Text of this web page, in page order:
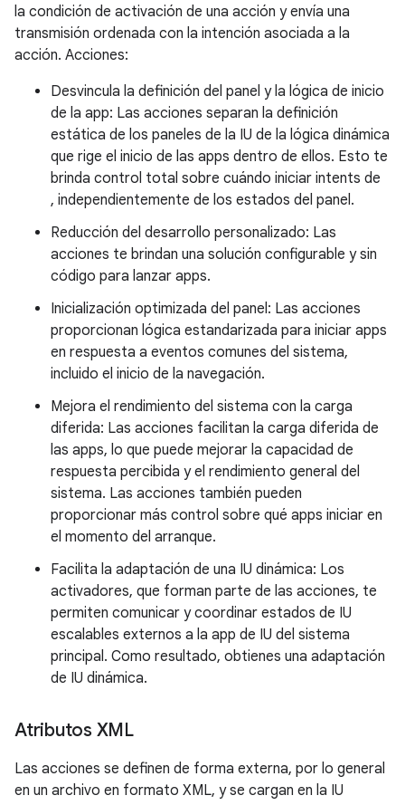
la condición de activación de una acción y envía una
transmisión ordenada con la intención asociada a la
acción. Acciones:
Desvincula la definición del panel y la lógica de inicio
de la app: Las acciones separan la definición
estática de los paneles de la IU de la lógica dinámica
que rige el inicio de las apps dentro de ellos. Esto te
brinda control total sobre cuándo iniciar intents de
, independientemente de los estados del panel.
Reducción del desarrollo personalizado: Las
acciones te brindan una solución configurable y sin
código para lanzar apps.
Inicialización optimizada del panel: Las acciones
proporcionan lógica estandarizada para iniciar apps
en respuesta a eventos comunes del sistema,
incluido el inicio de la navegación.
Mejora el rendimiento del sistema con la carga
diferida: Las acciones facilitan la carga diferida de
las apps, lo que puede mejorar la capacidad de
respuesta percibida y el rendimiento general del
sistema. Las acciones también pueden
proporcionar más control sobre qué apps iniciar en
el momento del arranque.
Facilita la adaptación de una IU dinámica: Los
activadores, que forman parte de las acciones, te
permiten comunicar y coordinar estados de IU
escalables externos a la app de IU del sistema
principal. Como resultado, obtienes una adaptación
de IU dinámica.
Atributos XML
Las acciones se definen de forma externa, por lo general
en un archivo en formato XML, y se cargan en la IU